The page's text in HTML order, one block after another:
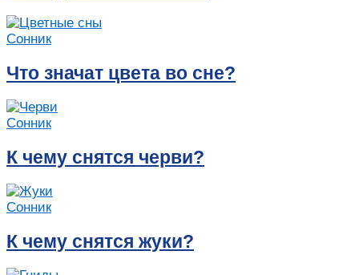
Сонник
Что значат цвета во сне?
Сонник
К чему снятся черви?
Сонник
К чему снятся жуки?